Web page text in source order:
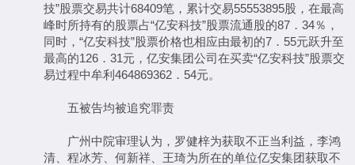
技”股票交易共计68409笔，累计交易55553895股，在最高
峰时所持有的股票占“亿安科技”股票流通股的87．34％，
同时，“亿安科技”股票价格也相应由最初的7．55元跃升至
最高的126．31元，亿安集团公司在买卖“亿安科技”股票交
易过程中牟利464869362．54元。
五被告均被追究罪责
广州中院审理认为，罗健梓为获取不正当利益，李鸿
清、程冰芳、何新祥、王琦为所在的单位亿安集团获取不